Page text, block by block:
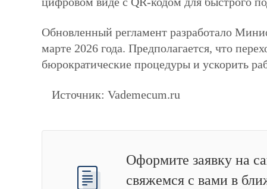
Обновленный регламент разработало
марте 2026 года. Предполагается, что
бюрократические процедуры и ускорить
Источник: Vademecum.ru
Оформите заявку на
свяжемся с вами в